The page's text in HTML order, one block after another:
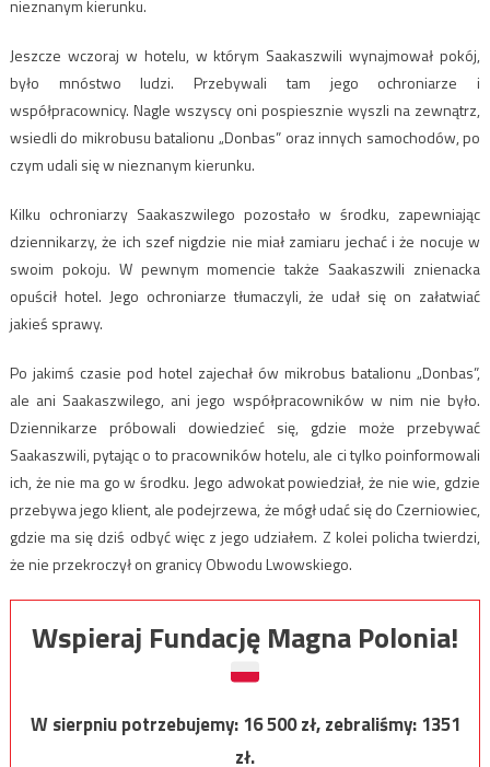
nieznanym kierunku.
Jeszcze wczoraj w hotelu, w którym Saakaszwili wynajmował pokój,
było mnóstwo ludzi. Przebywali tam jego ochroniarze i
współpracownicy. Nagle wszyscy oni pospiesznie wyszli na zewnątrz,
wsiedli do mikrobusu batalionu „Donbas” oraz innych samochodów, po
czym udali się w nieznanym kierunku.
Kilku ochroniarzy Saakaszwilego pozostało w środku, zapewniając
dziennikarzy, że ich szef nigdzie nie miał zamiaru jechać i że nocuje w
swoim pokoju. W pewnym momencie także Saakaszwili znienacka
opuścił hotel. Jego ochroniarze tłumaczyli, że udał się on załatwiać
jakieś sprawy.
Po jakimś czasie pod hotel zajechał ów mikrobus batalionu „Donbas”,
ale ani Saakaszwilego, ani jego współpracowników w nim nie było.
Dziennikarze próbowali dowiedzieć się, gdzie może przebywać
Saakaszwili, pytając o to pracowników hotelu, ale ci tylko poinformowali
ich, że nie ma go w środku. Jego adwokat powiedział, że nie wie, gdzie
przebywa jego klient, ale podejrzewa, że mógł udać się do Czerniowiec,
gdzie ma się dziś odbyć więc z jego udziałem. Z kolei policha twierdzi,
że nie przekroczył on granicy Obwodu Lwowskiego.
Wspieraj Fundację Magna Polonia!
W sierpniu potrzebujemy:16 500zł, zebraliśmy:1351
zł.